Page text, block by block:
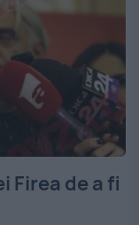
Firea de a fi